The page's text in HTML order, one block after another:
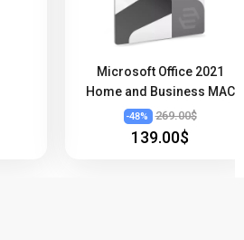
Microsoft Office 2021
Home and Business MAC
-48% 269.00$
139.00$